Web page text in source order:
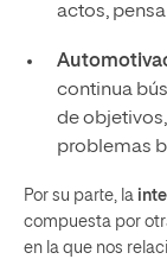
actos,
continua
de
problemas
Por su parte, la
compuesta por
en la que nos